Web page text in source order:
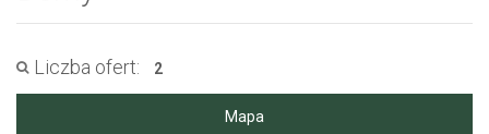
Liczba ofert: 2
Mapa